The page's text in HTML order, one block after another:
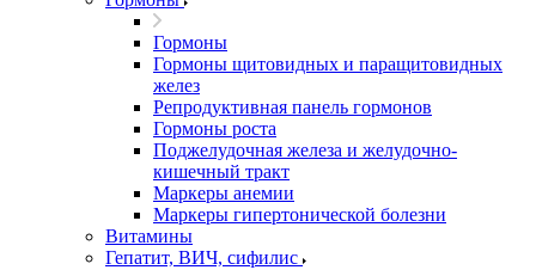
Гормоны
Гормоны щитовидных и паращитовидных
желез
Репродуктивная панель гормонов
Гормоны роста
Поджелудочная железа и желудочно-
кишечный тракт
Маркеры анемии
Маркеры гипертонической болезни
Витамины
Гепатит, ВИЧ, сифилис